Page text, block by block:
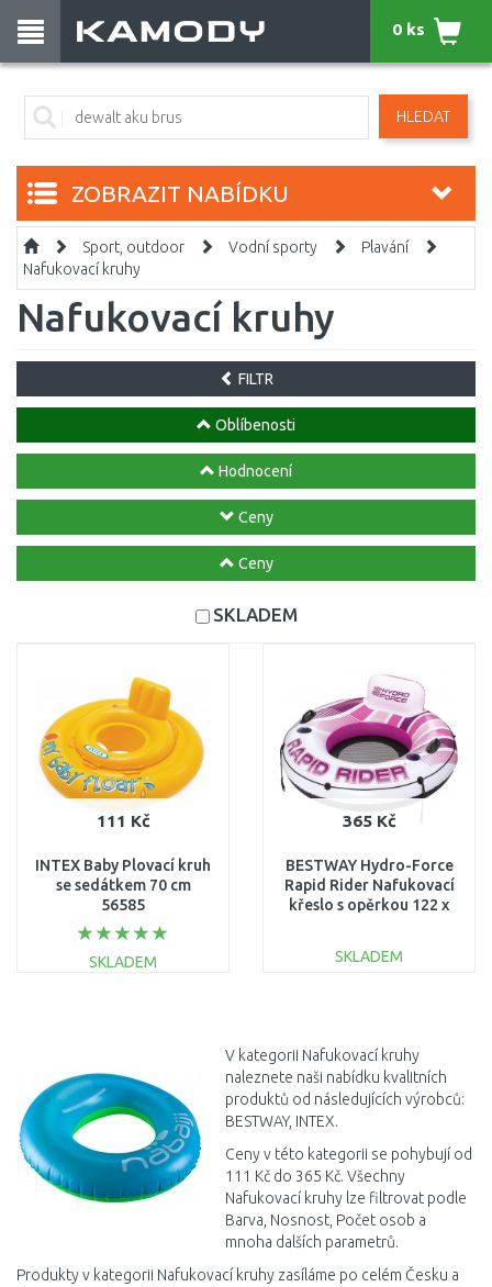
HLEDAT
0 ks
ZOBRAZIT NABÍDKU
Sport, outdoor Vodní sporty
Plavání
Nafukovací kruhy
Nafukovací kruhy
FILTR
Oblíbenosti
Hodnocení
Ceny
Ceny
SKLADEM
111 Kč
INTEX Baby Plovací kruh
se sedátkem 70 cm
56585
SKLADEM
365 Kč
BESTWAY Hydro-Force
Rapid Rider Nafukovací
křeslo s opěrkou 122 x
SKLADEM
V kategorii Nafukovací kruhy
naleznete naši nabídku kvalitních
produktů od následujících výrobců:
BESTWAY, INTEX.
Ceny v této kategorii se pohybují od
111 Kč do 365 Kč. Všechny
Nafukovací kruhy lze filtrovat podle
Barva, Nosnost, Počet osob a
mnoha dalších parametrů.
Produkty v kategorii Nafukovací kruhy zasíláme po celém Česku a